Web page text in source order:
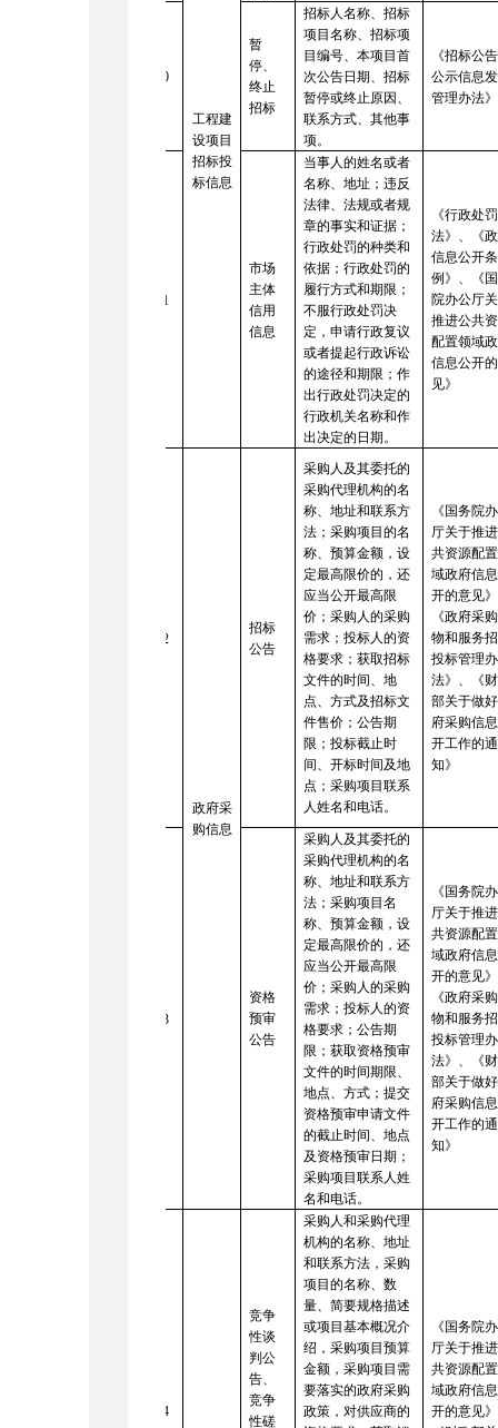
工程建
设项目
招标投
标信息
10
暂
停、
终止
招标
招标人名称、招标
项目名称、招标项
目编号、本项目首
次公告日期、招标
暂停或终止原因、
联系方式、其他事
项。
《招标公
公示信息
管理办法
11
市场
主体
信用
信息
当事人的姓名或者
名称、地址；违反
法律、法规或者规
章的事实和证据；
行政处罚的种类和
依据；行政处罚的
履行方式和期限；
不服行政处罚决
定，申请行政复议
或者提起行政诉讼
的途径和期限；作
出行政处罚决定的
行政机关名称和作
出决定的日期。
《行政处罚
法》、《
信息公开条
例》、《
院办公厅
推进公共
配置领域
信息公开
见》
12
政府采
购信息
招标
公告
采购人及其委托的
采购代理机构的名
称、地址和联系方
法；采购项目的名
称、预算金额，设
定最高限价的，还
应当公开最高限
价；采购人的采购
需求；投标人的资
格要求；获取招标
文件的时间、地
点、方式及招标文
件售价；公告期
限；投标截止时
间、开标时间及地
点；采购项目联系
人姓名和电话。
《国务院
厅关于推
共资源配
域政府信
开的意见
《政府采
物和服务
投标管理办
法》、《
部关于做
府采购信
开工作的通
知》
13
资格
预审
公告
采购人及其委托的
采购代理机构的名
称、地址和联系方
法；采购项目名
称、预算金额，设
定最高限价的，还
应当公开最高限
价；采购人的采购
需求；投标人的资
格要求；公告期
限；获取资格预审
文件的时间期限、
地点、方式；提交
资格预审申请文件
的截止时间、地点
及资格预审日期；
采购项目联系人姓
名和电话。
《国务院
厅关于推
共资源配
域政府信
开的意见
《政府采
物和服务
投标管理办
法》、《
部关于做
府采购信
开工作的通
知》
14
竞争
性谈
判公
告、
竞争
性磋
采购人和采购代理
机构的名称、地址
和联系方法，采购
项目的名称、数
量、简要规格描述
或项目基本概况介
绍，采购项目预算
金额，采购项目需
要落实的政府采购
政策，对供应商的
《国务院
厅关于推
共资源配
域政府信
开的意见